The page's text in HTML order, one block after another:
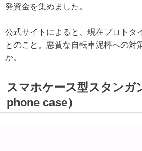
発資金を集めました。
公式サイトによると、現在プロトタ
とのこと。悪質な自転車泥棒への対
か。
スマホケース型スタンガ
phone case）